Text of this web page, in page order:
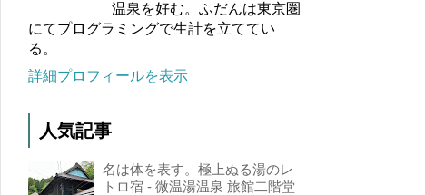
温泉を好む。ふだんは東京圏
にてプログラミングで生計を立ててい
る。
詳細プロフィールを表示
人気記事
名は体を表す。極上ぬる湯のレ
トロ宿 - 微温湯温泉 旅館二階堂